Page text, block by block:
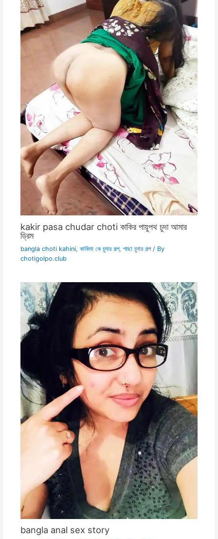
kakir pasa chudar choti কাকির পায়ুপথ চুদা আমার
ড্রিম
bangla choti kahini, কাকিমা কে চুদার গল্প, পাছা চুদার গল্প/ By
chotigolpo.club
bangla anal sex story